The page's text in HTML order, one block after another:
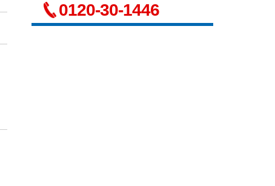
0120‐30‐1446